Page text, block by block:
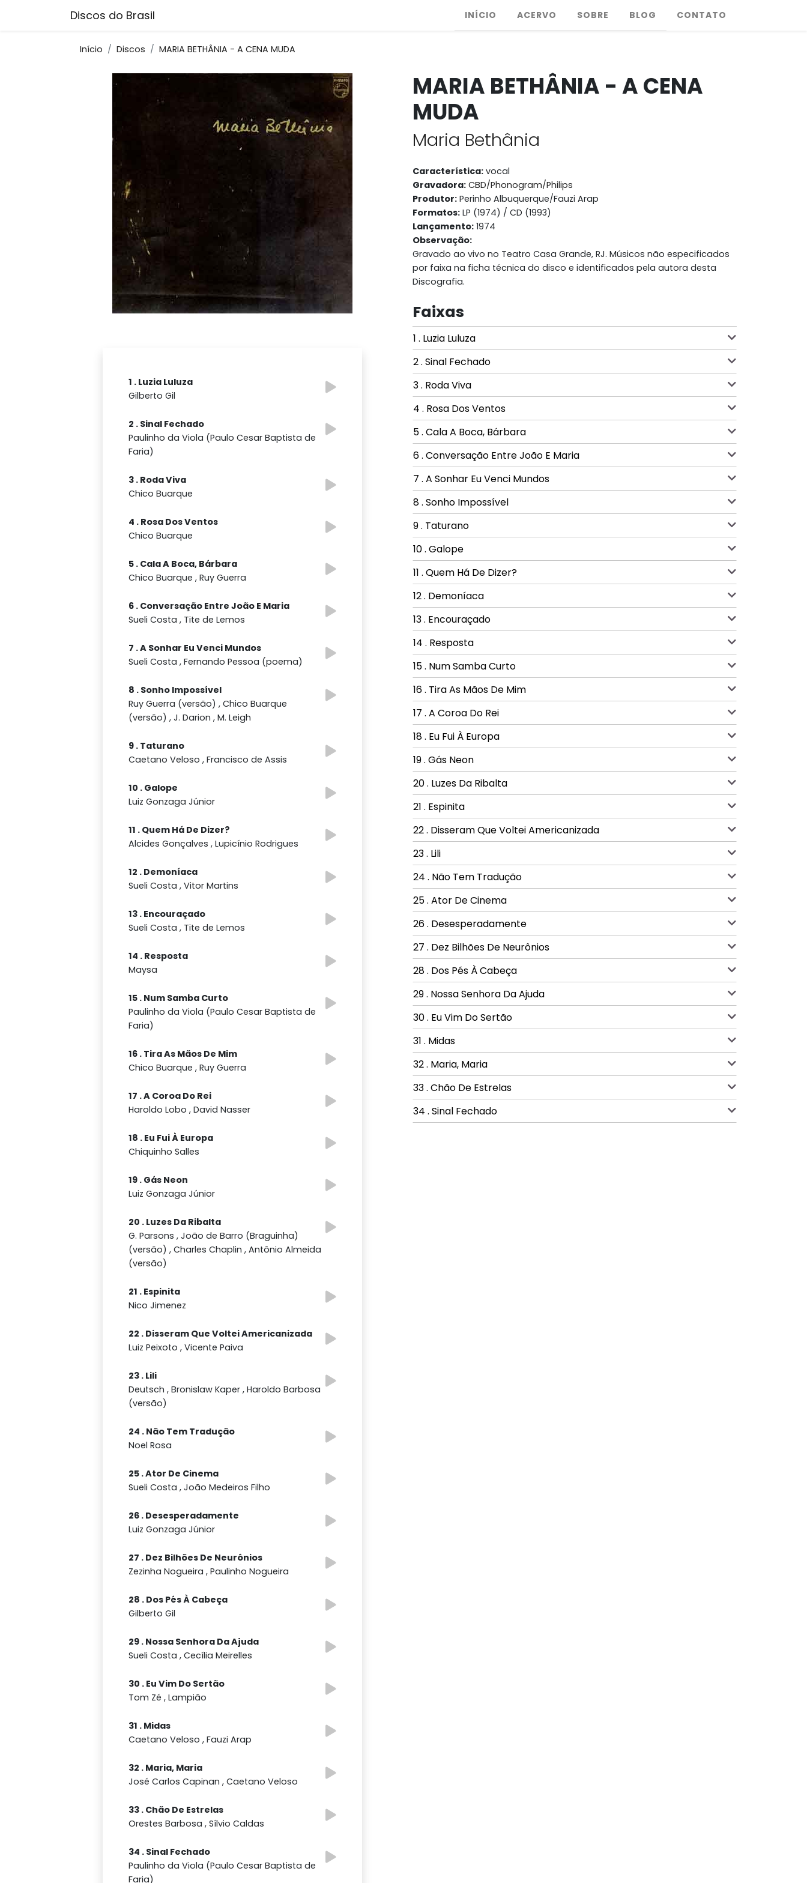
Discos do Brasil INÍCIO ACERVO SOBRE BLOG CONTATO
Início Discos MARIA BETHÂNIA - A CENA MUDA
1 . Luzia Luluza
Gilberto Gil
2 . Sinal Fechado
Paulinho da Viola (Paulo Cesar Baptista de
Faria)
3 . Roda Viva
Chico Buarque
4 . Rosa Dos Ventos
Chico Buarque
5 . Cala A Boca, Bárbara
Chico Buarque , Ruy Guerra
6 . Conversação Entre João E Maria
Sueli Costa , Tite de Lemos
7 . A Sonhar Eu Venci Mundos
Sueli Costa , Fernando Pessoa (poema)
8 . Sonho Impossível
Ruy Guerra (versão) , Chico Buarque
(versão) , J. Darion , M. Leigh
9 . Taturano
Caetano Veloso , Francisco de Assis
10 . Galope
Luiz Gonzaga Júnior
11 . Quem Há De Dizer?
Alcides Gonçalves , Lupicínio Rodrigues
12 . Demoníaca
Sueli Costa , Vitor Martins
13 . Encouraçado
Sueli Costa , Tite de Lemos
14 . Resposta
Maysa
15 . Num Samba Curto
Paulinho da Viola (Paulo Cesar Baptista de
Faria)
16 . Tira As Mãos De Mim
Chico Buarque , Ruy Guerra
17 . A Coroa Do Rei
Haroldo Lobo , David Nasser
18 . Eu Fui À Europa
Chiquinho Salles
19 . Gás Neon
Luiz Gonzaga Júnior
20 . Luzes Da Ribalta
G. Parsons , João de Barro (Braguinha)
(versão) , Charles Chaplin , Antônio Almeida
(versão)
21 . Espinita
Nico Jimenez
22 . Disseram Que Voltei Americanizada
Luiz Peixoto , Vicente Paiva
23 . Lili
Deutsch , Bronislaw Kaper , Haroldo Barbosa
(versão)
24 . Não Tem Tradução
Noel Rosa
25 . Ator De Cinema
Sueli Costa , João Medeiros Filho
26 . Desesperadamente
Luiz Gonzaga Júnior
27 . Dez Bilhões De Neurônios
Zezinha Nogueira , Paulinho Nogueira
28 . Dos Pés À Cabeça
Gilberto Gil
29 . Nossa Senhora Da Ajuda
Sueli Costa , Cecília Meirelles
30 . Eu Vim Do Sertão
Tom Zé , Lampião
31 . Midas
Caetano Veloso , Fauzi Arap
32 . Maria, Maria
José Carlos Capinan , Caetano Veloso
33 . Chão De Estrelas
Orestes Barbosa , Sílvio Caldas
34 . Sinal Fechado
Paulinho da Viola (Paulo Cesar Baptista de
Faria)
MARIA BETHÂNIA - A CENA
MUDA
Maria Bethânia
Característica: vocal
Gravadora: CBD/Phonogram/Philips
Produtor: Perinho Albuquerque/Fauzi Arap
Formatos: LP (1974) / CD (1993)
Lançamento: 1974
Observação:
Gravado ao vivo no Teatro Casa Grande, RJ. Músicos não especificados
por faixa na ficha técnica do disco e identificados pela autora desta
Discografia.
Faixas
1 . Luzia Luluza
2 . Sinal Fechado
3 . Roda Viva
4 . Rosa Dos Ventos
5 . Cala A Boca, Bárbara
6 . Conversação Entre João E Maria
7 . A Sonhar Eu Venci Mundos
8 . Sonho Impossível
9 . Taturano
10 . Galope
11 . Quem Há De Dizer?
12 . Demoníaca
13 . Encouraçado
14 . Resposta
15 . Num Samba Curto
16 . Tira As Mãos De Mim
17 . A Coroa Do Rei
18 . Eu Fui À Europa
19 . Gás Neon
20 . Luzes Da Ribalta
21 . Espinita
22 . Disseram Que Voltei Americanizada
23 . Lili
24 . Não Tem Tradução
25 . Ator De Cinema
26 . Desesperadamente
27 . Dez Bilhões De Neurônios
28 . Dos Pés À Cabeça
29 . Nossa Senhora Da Ajuda
30 . Eu Vim Do Sertão
31 . Midas
32 . Maria, Maria
33 . Chão De Estrelas
34 . Sinal Fechado